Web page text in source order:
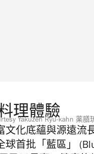
理體驗
Yakuzen Ryu-kahn 薬膳
文化底蘊與源遠流
球首批「藍區」